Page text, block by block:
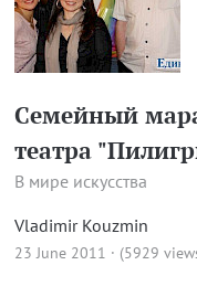
Семейный
театра
В мире искусства
Vladimir Kouzmin
23 June 2011 · (5929